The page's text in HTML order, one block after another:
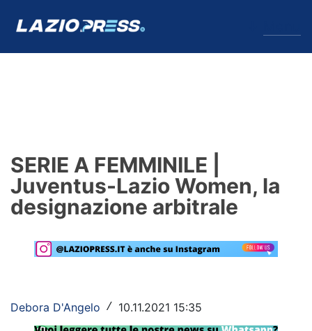
Formello
Infortuni
Primavera
Lazio Women
SERIE A FEMMINILE |
Juventus-Lazio Women, la
designazione arbitrale
Debora D'Angelo / 10.11.2021 15:35